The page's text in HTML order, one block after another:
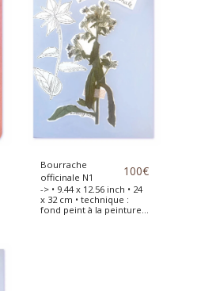
Bourrache
officinale N1
100€
-> • 9.44 x 12.56 inch • 24
x 32 cm • technique :
fond peint à la peinture